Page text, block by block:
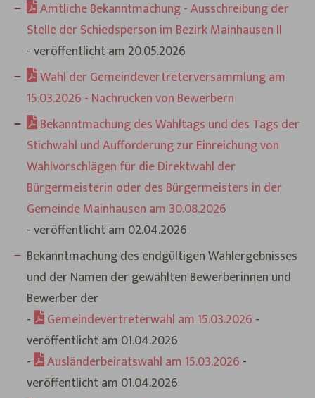
Amtliche Bekanntmachung - Ausschreibung der
Stelle der Schiedsperson im Bezirk Mainhausen II
- veröffentlicht am 20.05.2026
Wahl der Gemeindevertreterversammlung am
15.03.2026 - Nachrücken von Bewerbern
Bekanntmachung des Wahltags und des Tags der
Stichwahl und Aufforderung zur Einreichung von
Wahlvorschlägen für die Direktwahl der
Bürgermeisterin oder des Bürgermeisters in der
Gemeinde Mainhausen am 30.08.2026
- veröffentlicht am 02.04.2026
Bekanntmachung des endgültigen Wahlergebnisses
und der Namen der gewählten Bewerberinnen und
Bewerber der
-
Gemeindevertreterwahl am 15.03.2026 -
veröffentlicht am 01.04.2026
-
Ausländerbeiratswahl am 15.03.2026 -
veröffentlicht am 01.04.2026